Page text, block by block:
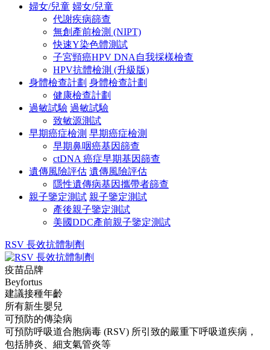
婦女/兒童 婦女/兒童
代謝疾病篩查
無創產前檢測 (NIPT)
快速Y染色體測試
子宮頸癌HPV DNA自我採樣檢查
HPV抗體檢測 (升級版)
身體檢查計劃 身體檢查計劃
健康檢查計劃
過敏試驗 過敏試驗
致敏源測試
早期癌症檢測 早期癌症檢測
早期鼻咽癌基因篩查
ctDNA 癌症早期基因篩查
遺傳風險評估 遺傳風險評估
隱性遺傳病基因攜帶者篩查
親子鑒定測試 親子鑒定測試
產後親子鑒定測試
美國DDC產前親子鑒定測試
RSV 長效抗體制劑
疫苗品牌
Beyfortus
建議接種年齡
所有新生嬰兒
可預防的傳染病
可預防呼吸道合胞病毒 (RSV) 所引致的嚴重下呼吸道疾病，
包括肺炎、細支氣管炎等